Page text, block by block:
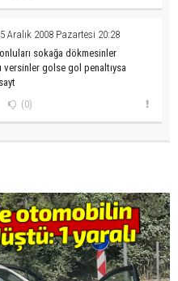
Aralık 2008 Pazartesi 20:28
sokağa dökmesinler
versinler golse gol penaltıysa
(0)